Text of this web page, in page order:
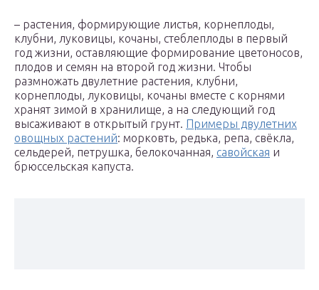
– растения, формирующие листья, корнеплоды,
клубни, луковицы, кочаны, стеблеплоды в первый
год жизни, оставляющие формирование цветоносов,
плодов и семян на второй год жизни. Чтобы
размножать двулетние растения, клубни,
корнеплоды, луковицы, кочаны вместе с корнями
хранят зимой в хранилище, а на следующий год
высаживают в открытый грунт. Примеры двулетних
овощных растений: морковть, редька, репа, свёкла,
сельдерей, петрушка, белокочанная, савойская и
брюссельская капуста.